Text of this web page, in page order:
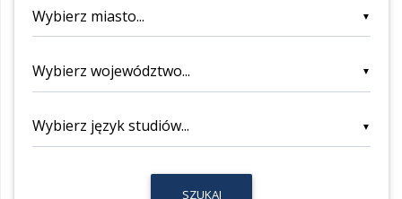
▼
▼
▼
SZUKAJ